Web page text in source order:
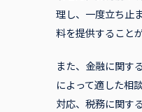
理し、一度立ち止
料を提供すること
また、金融に関す
によって適した相
対応、税務に関す